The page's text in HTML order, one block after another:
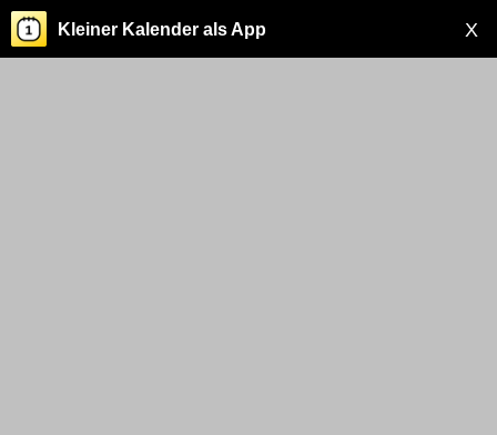
X
Kleiner Kalender als App